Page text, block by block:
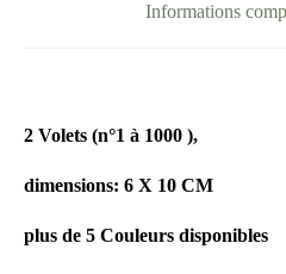
Informations
2 Volets (n°1 à 1000 ),
dimensions: 6 X 10 CM
plus de 5 Couleurs disponibles